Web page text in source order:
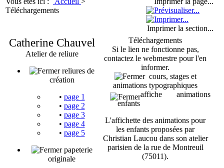
Téléchargements
Imprimer la section...
Catherine Chauvel
Atelier de reliure
reliures de
création
• page 1
• page 2
• page 3
• page 4
• page 5
papeterie
originale
Téléchargements
Si le lien ne fonctionne pas,
contactez le webmestre pour l'en
informer.
cours, stages et
animations typographiques
affiche animations
enfants
L'affichette des animations pour
les enfants proposées par
Christian Laucou dans son atelier
parisien de la rue de Montreuil
(75011).